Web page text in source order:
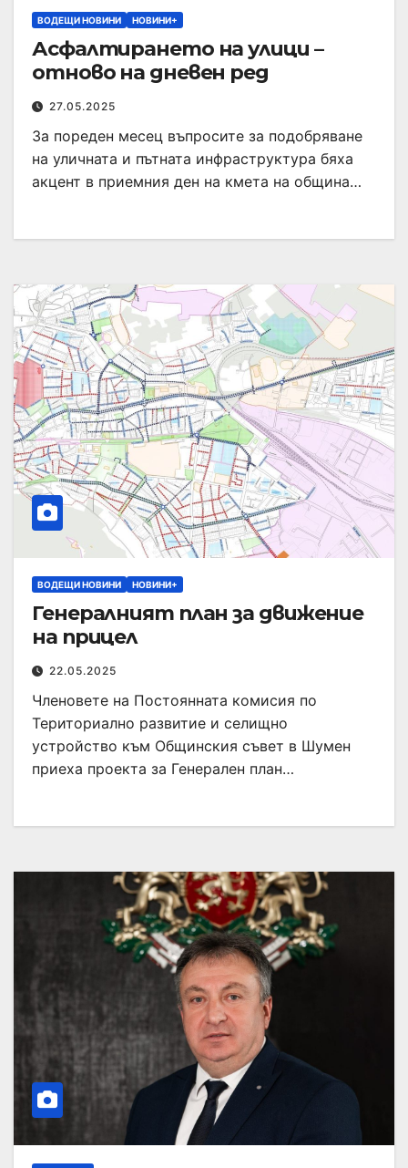
ВОДЕЩИ НОВИНИ НОВИНИ+
Асфалтирането на улици –
отново на дневен ред
27.05.2025
За пореден месец въпросите за подобряване
на уличната и пътната инфраструктура бяха
акцент в приемния ден на кмета на община…
ВОДЕЩИ НОВИНИ НОВИНИ+
Генералният план за движение
на прицел
22.05.2025
Членовете на Постоянната комисия по
Териториално развитие и селищно
устройство към Общинския съвет в Шумен
приеха проекта за Генерален план…